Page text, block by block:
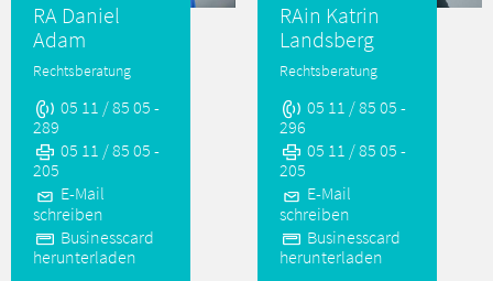
RA Daniel
Adam
Rechtsberatung
05 11 / 85 05 -
289
05 11 / 85 05 -
205
E-Mail
schreiben
Businesscard
herunterladen
RAin Katrin
Landsberg
Rechtsberatung
05 11 / 85 05 -
296
05 11 / 85 05 -
205
E-Mail
schreiben
Businesscard
herunterladen